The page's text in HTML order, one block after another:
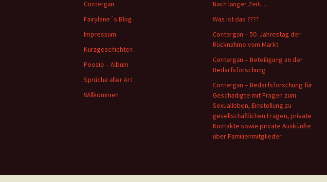
Contergan
Fairylane´s Blog
Impressum
Kurzgeschichten
Poesie – Album
Sprüche aller Art
Willkommen
Nach langer Zeit…
Was ist das ????
Contergan – 50. Jahrestag der
Rücknahme vom Markt
Contergan – Beteiligung an der
Bedarfsforschung
Contergan – Bedarfsforschung für
Geschädigte mit Fragen zum
Sexualleben, Einstellung zu
gesellschaftlichen Fragen, private
Kontakte sowie private Auskünfte
über Familienmitglieder